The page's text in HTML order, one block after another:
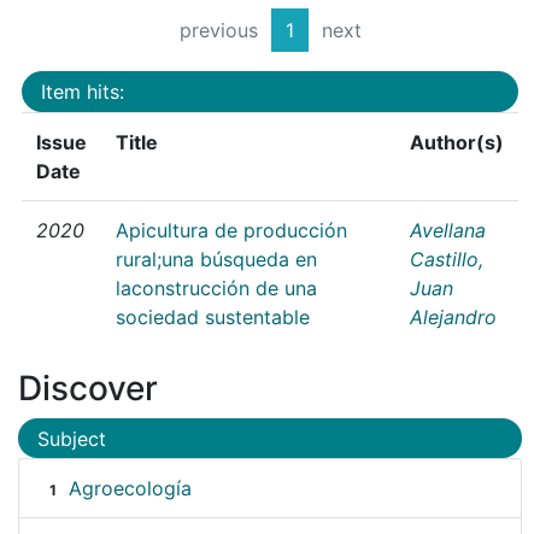
previous 1 next
Item hits:
Issue
Date
Title Author(s)
2020
Apicultura de producción
rural;una búsqueda en
laconstrucción de una
sociedad sustentable
Avellana
Castillo,
Juan
Alejandro
Discover
Subject
1 Agroecología